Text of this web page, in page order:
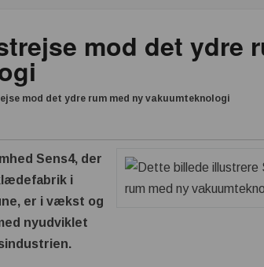
mod det ydre
mod det ydre rum med ny vakuumteknologi
Sens4, der
i
er i vækst og
nyudviklet